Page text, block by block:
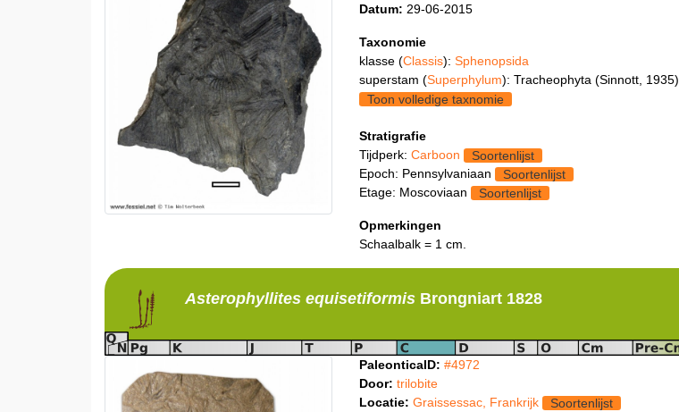
Datum: 29-06-2015
Taxonomie
klasse (Classis): Sphenopsida
superstam (Superphylum): Tracheophyta (Sinnott, 1935)
Toon volledige taxnomie
Stratigrafie
Tijdperk: Carboon
Soortenlijst
Epoch: Pennsylvaniaan
Soortenlijst
Etage: Moscoviaan
Soortenlijst
Opmerkingen
Schaalbalk = 1 cm.
Asterophyllitesequisetiformis Brongniart 1828
PaleonticaID: #4972
Door: trilobite
Locatie: Graissessac, Frankrijk
Soortenlijst